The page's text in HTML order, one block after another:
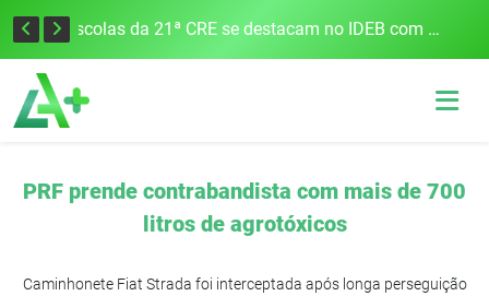
Cobrança do estacionamento rotativo começará em 10 dias em Frederico Westphalen Escolas da 21ª CRE se destacam no IDEB com altos índices e avanços
PRF prende contrabandista com mais de 700
litros de agrotóxicos
Caminhonete Fiat Strada foi interceptada após longa perseguição